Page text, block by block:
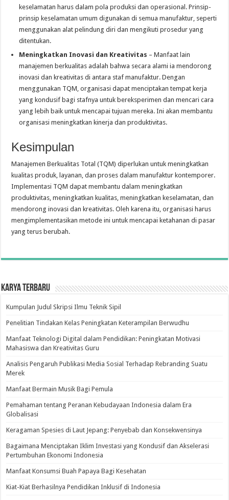
keselamatan harus dalam pola produksi dan operasional. Prinsip-
prinsip keselamatan umum digunakan di semua manufaktur, seperti
menggunakan alat pelindung diri dan mengikuti prosedur yang
ditentukan.
Meningkatkan Inovasi dan Kreativitas – Manfaat lain
manajemen berkualitas adalah bahwa secara alami ia mendorong
inovasi dan kreativitas di antara staf manufaktur. Dengan
menggunakan TQM, organisasi dapat menciptakan tempat kerja
yang kondusif bagi stafnya untuk bereksperimen dan mencari cara
yang lebih baik untuk mencapai tujuan mereka. Ini akan membantu
organisasi meningkatkan kinerja dan produktivitas.
Kesimpulan
Manajemen Berkualitas Total (TQM) diperlukan untuk meningkatkan
kualitas produk, layanan, dan proses dalam manufaktur kontemporer.
Implementasi TQM dapat membantu dalam meningkatkan
produktivitas, meningkatkan kualitas, meningkatkan keselamatan, dan
mendorong inovasi dan kreativitas. Oleh karena itu, organisasi harus
mengimplementasikan metode ini untuk mencapai ketahanan di pasar
yang terus berubah.
Karya Terbaru
Kumpulan Judul Skripsi Ilmu Teknik Sipil
Penelitian Tindakan Kelas Peningkatan Keterampilan Berwudhu
Manfaat Teknologi Digital dalam Pendidikan: Peningkatan Motivasi
Mahasiswa dan Kreativitas Guru
Analisis Pengaruh Publikasi Media Sosial Terhadap Rebranding Suatu
Merek
Manfaat Bermain Musik Bagi Pemula
Pemahaman tentang Peranan Kebudayaan Indonesia dalam Era
Globalisasi
Keragaman Spesies di Laut Jepang: Penyebab dan Konsekwensinya
Bagaimana Menciptakan Iklim Investasi yang Kondusif dan Akselerasi
Pertumbuhan Ekonomi Indonesia
Manfaat Konsumsi Buah Papaya Bagi Kesehatan
Kiat-Kiat Berhasilnya Pendidikan Inklusif di Indonesia